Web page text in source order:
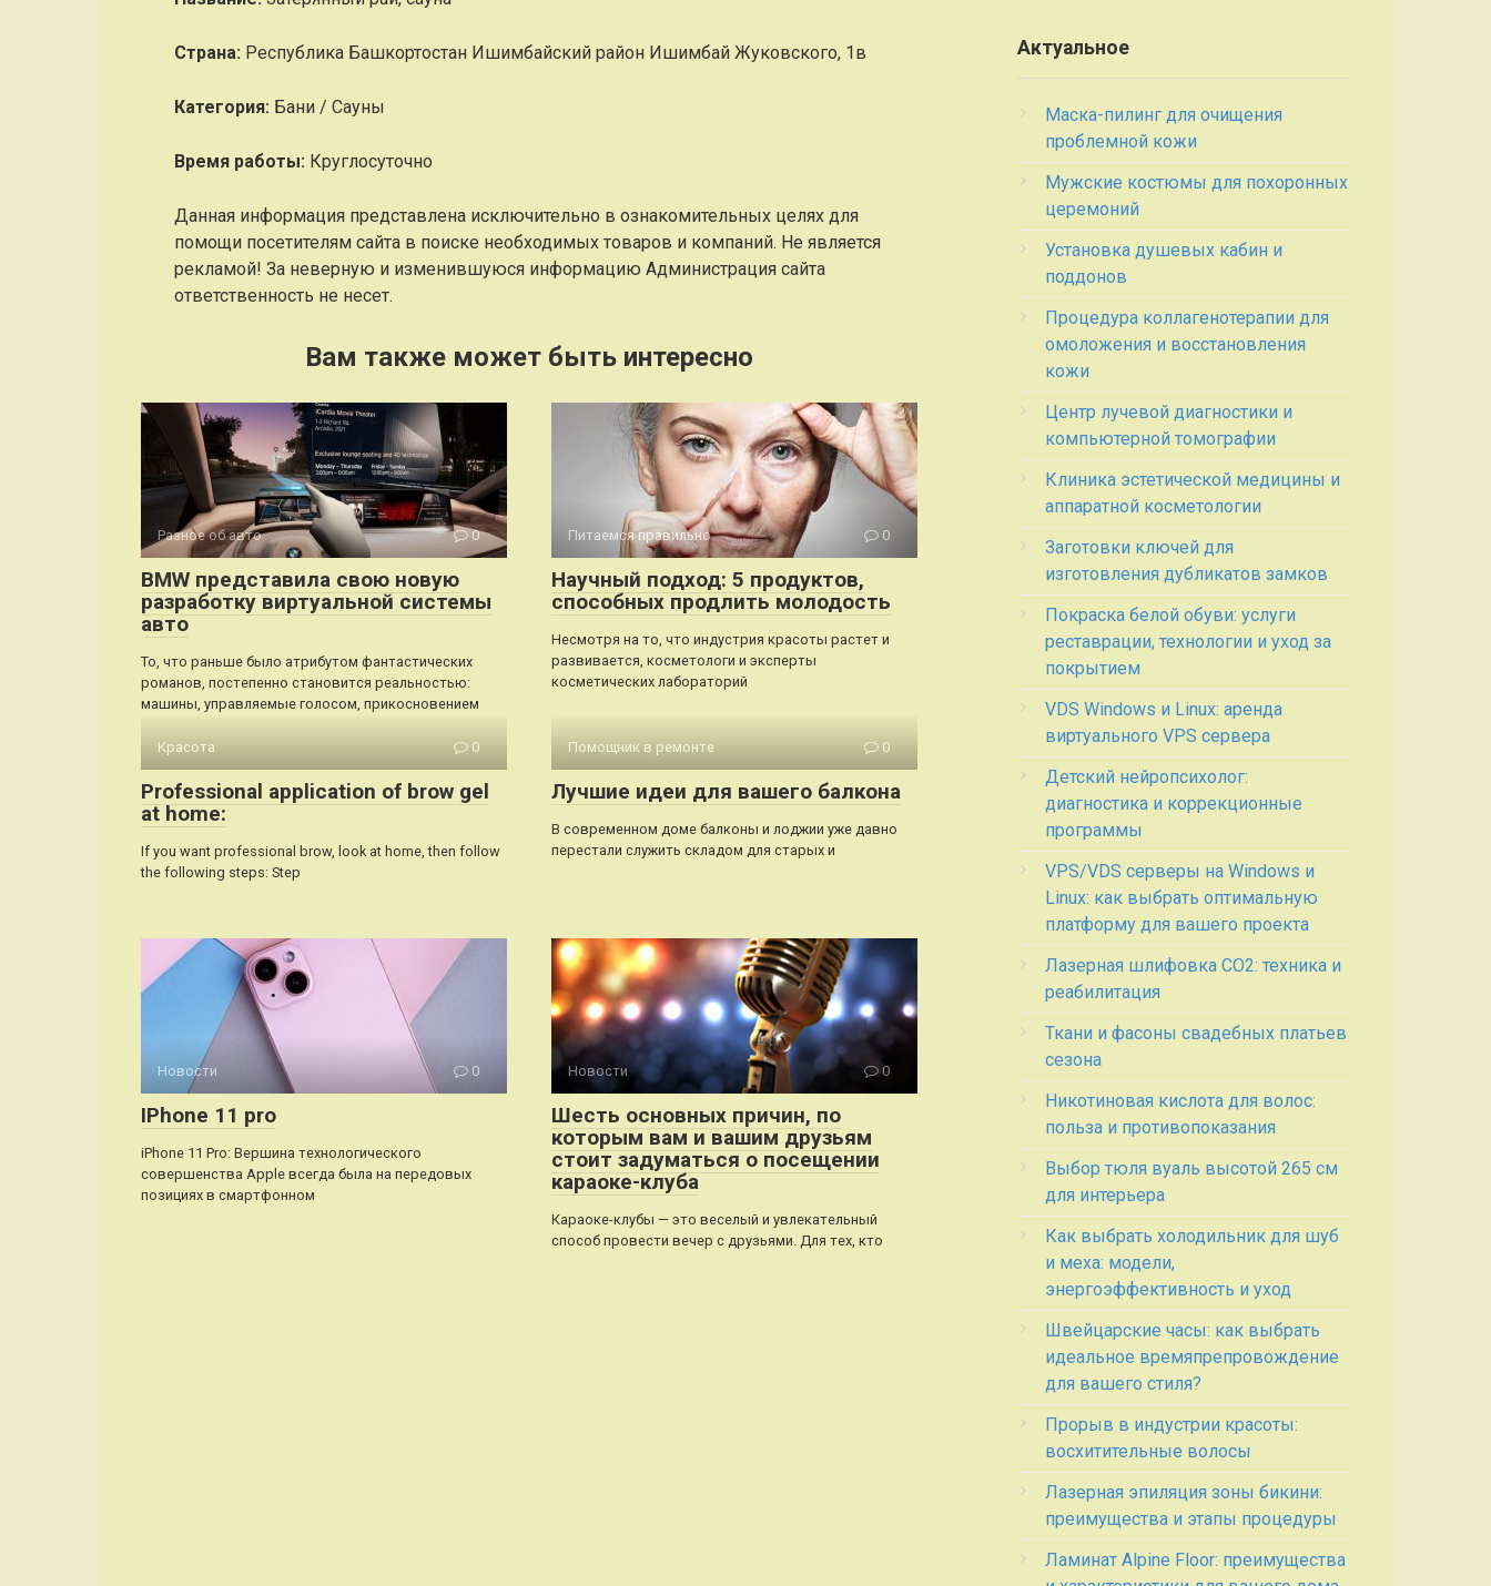
Страна: Республика Башкортостан Ишимбайский район Ишимбай Жуковского, 1в
Категория: Бани / Сауны
Время работы: Круглосуточно
Данная информация представлена исключительно в ознакомительных целях для
помощи посетителям сайта в поиске необходимых товаров и компаний. Не является
рекламой! За неверную и изменившуюся информацию Администрация сайта
ответственность не несет.
Вам также может быть интересно
Разное об авто 0
BMW представила свою новую
разработку виртуальной системы
авто
То, что раньше было атрибутом фантастических
романов, постепенно становится реальностью:
машины, управляемые голосом, прикосновением
Питаемся правильно 0
Научный подход: 5 продуктов,
способных продлить молодость
Несмотря на то, что индустрия красоты растет и
развивается, косметологи и эксперты
косметических лабораторий
Красота 0
Professional application of brow gel
at home:
If you want professional brow, look at home, then follow
the following steps: Step
Помощник в ремонте 0
Лучшие идеи для вашего балкона
В современном доме балконы и лоджии уже давно
перестали служить складом для старых и
Новости 0
IPhone 11 pro
iPhone 11 Pro: Вершина технологического
совершенства Apple всегда была на передовых
позициях в смартфонном
Новости 0
Шесть основных причин, по
которым вам и вашим друзьям
стоит задуматься о посещении
караоке-клуба
Караоке-клубы — это веселый и увлекательный
способ провести вечер с друзьями. Для тех, кто
Актуальное
Маска-пилинг для очищения
проблемной кожи
Мужские костюмы для похоронных
церемоний
Установка душевых кабин и
поддонов
Процедура коллагенотерапии для
омоложения и восстановления
кожи
Центр лучевой диагностики и
компьютерной томографии
Клиника эстетической медицины и
аппаратной косметологии
Заготовки ключей для
изготовления дубликатов замков
Покраска белой обуви: услуги
реставрации, технологии и уход за
покрытием
VDS Windows и Linux: аренда
виртуального VPS сервера
Детский нейропсихолог:
диагностика и коррекционные
программы
VPS/VDS серверы на Windows и
Linux: как выбрать оптимальную
платформу для вашего проекта
Лазерная шлифовка СО2: техника и
реабилитация
Ткани и фасоны свадебных платьев
сезона
Никотиновая кислота для волос:
польза и противопоказания
Выбор тюля вуаль высотой 265 см
для интерьера
Как выбрать холодильник для шуб
и меха: модели,
энергоэффективность и уход
Швейцарские часы: как выбрать
идеальное времяпрепровождение
для вашего стиля?
Прорыв в индустрии красоты:
восхитительные волосы
Лазерная эпиляция зоны бикини:
преимущества и этапы процедуры
Ламинат Alpine Floor: преимущества